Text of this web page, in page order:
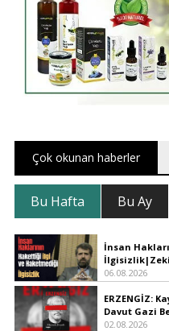
Çok okunan haberler
Bu Hafta Bu Ay
İnsan
06.08.2026
ERZENGİZ:
Davut Gazi
02.08.2026